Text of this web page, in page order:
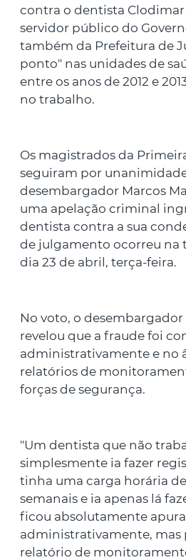
contra o dentista Clodimar
servidor público do
também da Prefeitura de
ponto" nas unidades de
entre os anos de 2012 e
no trabalho.
Os magistrados da
seguiram por
desembargador Marcos
uma apelação criminal
dentista contra a sua
de julgamento ocorreu na
dia 23 de abril, terça-feira.
No voto, o
revelou que a fraude foi
administrativamente e no
relatórios de
forças de segurança.
"Um dentista que não
simplesmente ia fazer
tinha uma carga horária
semanais e ia apenas lá
ficou absolutamente
administrativamente, mas
relatório de